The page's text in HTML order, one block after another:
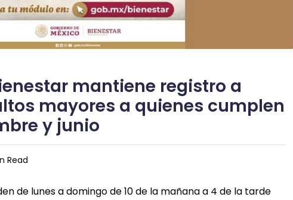
mantiene registro a
mayores a quienes cumplen
y junio
Read
de lunes a domingo de 10 de la mañana a 4 de la tarde